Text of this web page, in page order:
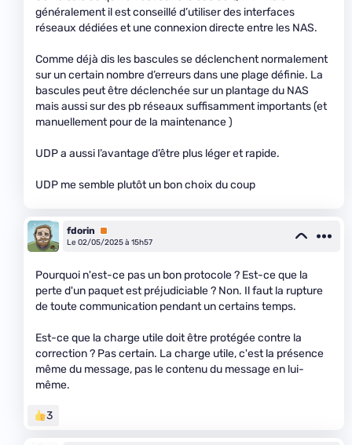
généralement il est conseillé d’utiliser des interfaces
réseaux dédiées et une connexion directe entre les NAS.
Comme déjà dis les bascules se déclenchent normalement
sur un certain nombre d’erreurs dans une plage définie. La
bascules peut être déclenchée sur un plantage du NAS
mais aussi sur des pb réseaux suffisamment importants (et
manuellement pour de la maintenance )
UDP a aussi l’avantage d’être plus léger et rapide.
UDP me semble plutôt un bon choix du coup
fdorin
Premium
Le 02/05/2025 à 15h57
Pourquoi n'est-ce pas un bon protocole ? Est-ce que la
perte d'un paquet est préjudiciable ? Non. Il faut la rupture
de toute communication pendant un certains temps.
Est-ce que la charge utile doit être protégée contre la
correction ? Pas certain. La charge utile, c'est la présence
même du message, pas le contenu du message en lui-
même.
3